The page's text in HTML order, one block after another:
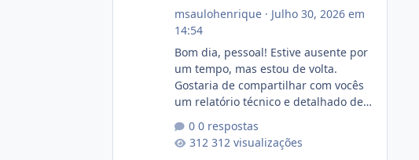
msaulohenrique· Julho 30, 2026 em
14:54
Bom dia, pessoal! Estive ausente por
um tempo, mas estou de volta.
Gostaria de compartilhar com vocês
um relatório técnico e detalhado de
conformidade referente
ao VOXPANEL (versão atualmente em
0 respostas
312 visualizações